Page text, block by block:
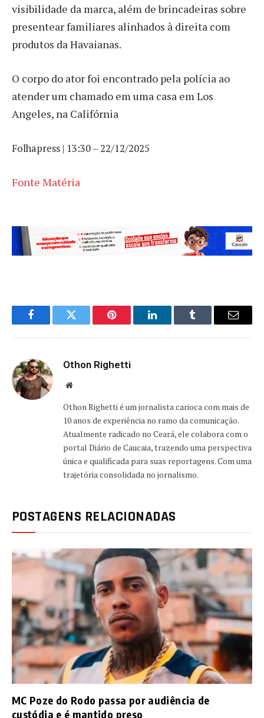
visibilidade da marca, além de brincadeiras sobre
presentear familiares alinhados à direita com
produtos da Havaianas.
O corpo do ator foi encontrado pela polícia ao
atender um chamado em uma casa em Los
Angeles, na Califórnia
Folhapress | 13:30 – 22/12/2025
Fonte Matéria
FacebookTwitter Pinterest LinkedInTumblr Email
Othon Righetti
Website
Othon Righetti é um jornalista carioca com mais de
10 anos de experiência no ramo da comunicação.
Atualmente radicado no Ceará, ele colabora com o
portal Diário de Caucaia, trazendo uma perspectiva
única e qualificada para suas reportagens. Com uma
trajetória consolidada no jornalismo.
POSTAGENS RELACIONADAS
MC Poze do Rodo passa por audiência de
custódia e é mantido preso